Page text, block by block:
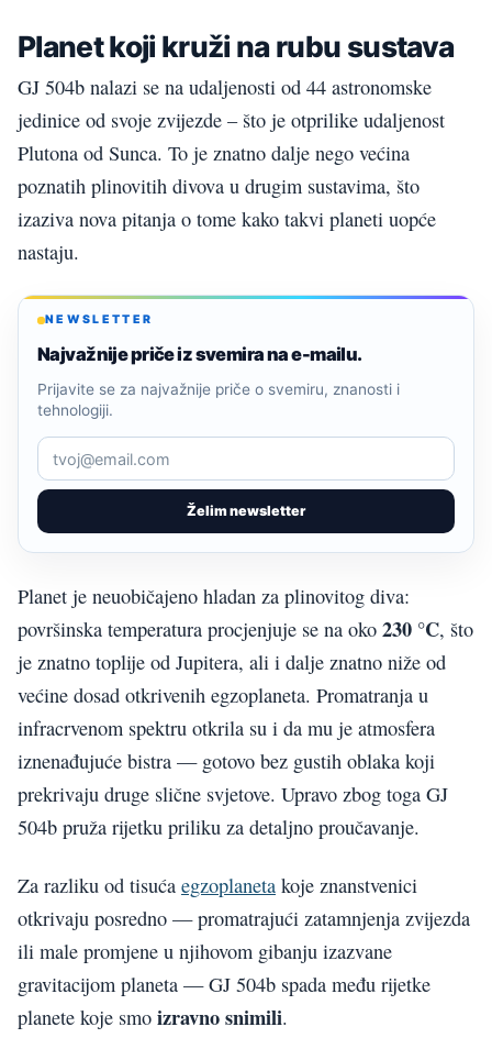
Planet koji kruži na rubu sustava
GJ 504b nalazi se na udaljenosti od 44 astronomske
jedinice od svoje zvijezde – što je otprilike udaljenost
Plutona od Sunca. To je znatno dalje nego većina
poznatih plinovitih divova u drugim sustavima, što
izaziva nova pitanja o tome kako takvi planeti uopće
nastaju.
NEWSLETTER
Najvažnije priče iz svemira na e-mailu.
Želim newsletter
Prijavite se za najvažnije priče o svemiru, znanosti i
tehnologiji.
Planet je neuobičajeno hladan za plinovitog diva:
površinska temperatura procjenjuje se na oko 230 °C, što
je znatno toplije od Jupitera, ali i dalje znatno niže od
većine dosad otkrivenih egzoplaneta. Promatranja u
infracrvenom spektru otkrila su i da mu je atmosfera
iznenađujuće bistra — gotovo bez gustih oblaka koji
prekrivaju druge slične svjetove. Upravo zbog toga GJ
504b pruža rijetku priliku za detaljno proučavanje.
Za razliku od tisuća egzoplaneta koje znanstvenici
otkrivaju posredno — promatrajući zatamnjenja zvijezda
ili male promjene u njihovom gibanju izazvane
gravitacijom planeta — GJ 504b spada među rijetke
planete koje smo izravno snimili.